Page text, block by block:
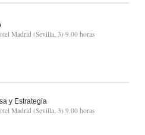
Madrid (Sevilla, 3) 9.00 horas
y Estrategia
Madrid (Sevilla, 3) 9.00 horas